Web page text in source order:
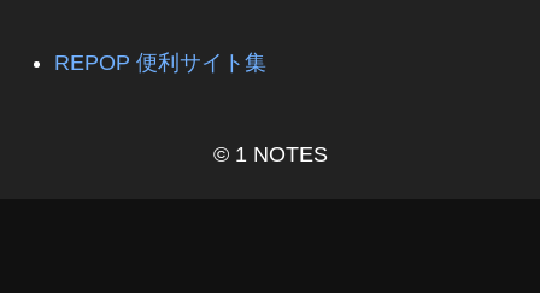
REPOP 便利サイト集
© 1 NOTES